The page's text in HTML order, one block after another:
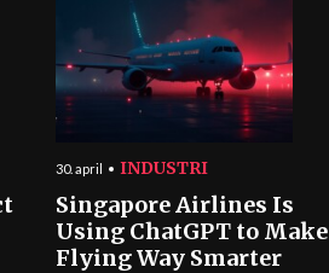
30. april INDUSTRI
Singapore Airlines Is
Using ChatGPT to Make
Flying Way Smarter